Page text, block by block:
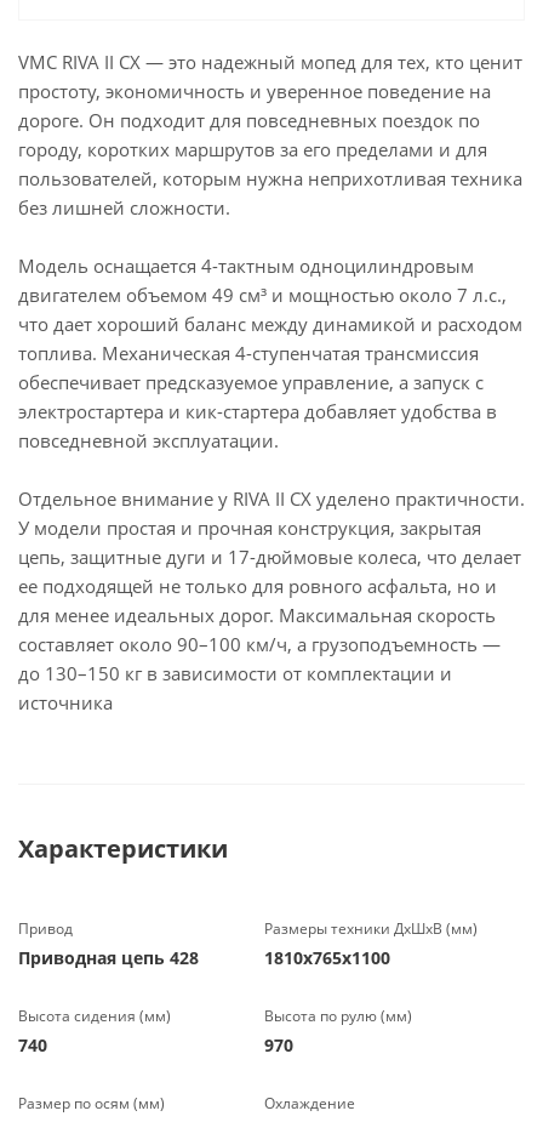
VMC RIVA II CX — это надежный мопед для тех, кто ценит
простоту, экономичность и уверенное поведение на
дороге. Он подходит для повседневных поездок по
городу, коротких маршрутов за его пределами и для
пользователей, которым нужна неприхотливая техника
без лишней сложности.
Модель оснащается 4-тактным одноцилиндровым
двигателем объемом 49 см³ и мощностью около 7 л.с.,
что дает хороший баланс между динамикой и расходом
топлива. Механическая 4-ступенчатая трансмиссия
обеспечивает предсказуемое управление, а запуск с
электростартера и кик-стартера добавляет удобства в
повседневной эксплуатации.
Отдельное внимание у RIVA II CX уделено практичности.
У модели простая и прочная конструкция, закрытая
цепь, защитные дуги и 17-дюймовые колеса, что делает
ее подходящей не только для ровного асфальта, но и
для менее идеальных дорог. Максимальная скорость
составляет около 90–100 км/ч, а грузоподъемность —
до 130–150 кг в зависимости от комплектации и
источника
Характеристики
Привод
Приводная цепь 428
Размеры техники ДхШхВ (мм)
1810х765х1100
Высота сидения (мм)
740
Высота по рулю (мм)
970
Размер по осям (мм) Охлаждение